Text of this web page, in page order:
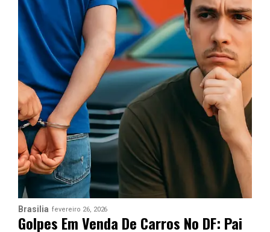
Brasilia fevereiro 26, 2026
Golpes Em Venda De Carros No DF: Pai